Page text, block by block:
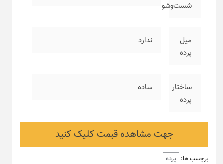
شست‌وشو
میل
پرده
ندارد
ساختار
پرده
ساده
جهت مشاهده قیمت کلیک کنید
برچسب ها: پرده